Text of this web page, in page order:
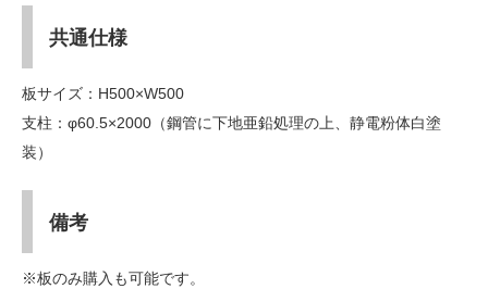
共通仕様
板サイズ：H500×W500
支柱：φ60.5×2000（鋼管に下地亜鉛処理の上、静電粉体白塗
装）
備考
※板のみ購入も可能です。